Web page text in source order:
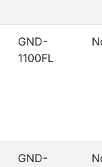
GND-
1100FL
GND-